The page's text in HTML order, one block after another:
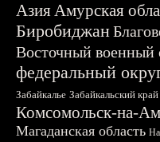
АзияАмурская
Биробиджан
Восточный военный
федеральный
Забайкалье Забайкальский край
Комсомольск-на-
Магаданская область